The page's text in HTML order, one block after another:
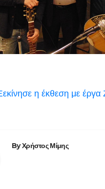
η έκθεση με
ByΧρήστος Μίμης